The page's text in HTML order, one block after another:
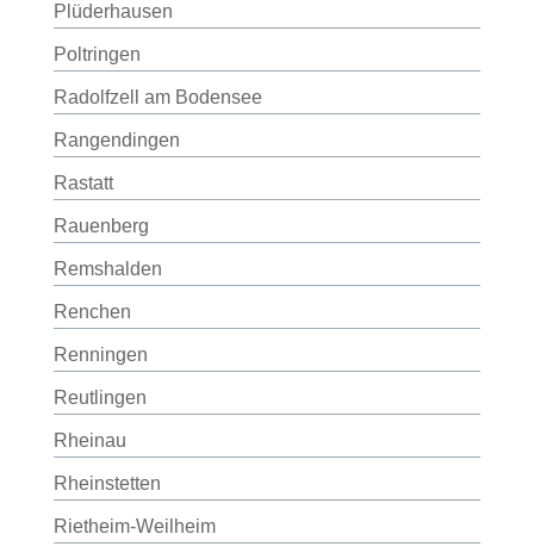
Plüderhausen
Poltringen
Radolfzell am Bodensee
Rangendingen
Rastatt
Rauenberg
Remshalden
Renchen
Renningen
Reutlingen
Rheinau
Rheinstetten
Rietheim-Weilheim